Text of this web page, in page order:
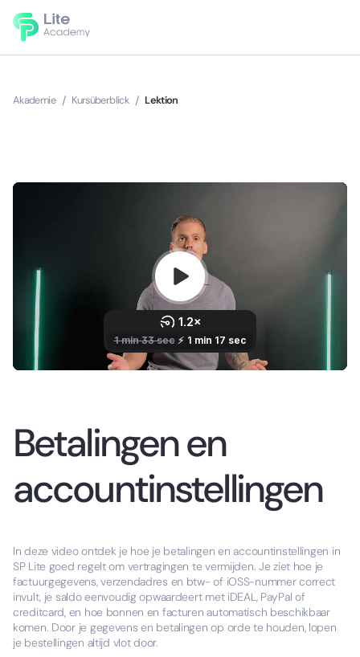
Akademie / Kursüberblick / Lektion
Betalingen en
accountinstellingen
In deze video ontdek je hoe je betalingen en accountinstellingen in
SP Lite goed regelt om vertragingen te vermijden. Je ziet hoe je
factuurgegevens, verzendadres en btw- of iOSS-nummer correct
invult, je saldo eenvoudig opwaardeert met iDEAL, PayPal of
creditcard, en hoe bonnen en facturen automatisch beschikbaar
komen. Door je gegevens en betalingen op orde te houden, lopen
je bestellingen altijd vlot door.